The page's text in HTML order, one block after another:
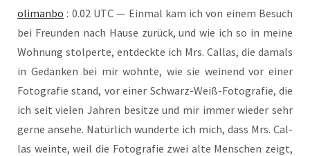
oli­man­bo : 0.02 UTC — Ein­mal kam ich von einem Besuch
bei Freun­den nach Hau­se zurück, und wie ich so in mei­ne
Woh­nung stol­per­te, ent­deck­te ich Mrs. Cal­las, die damals
in Gedan­ken bei mir wohn­te, wie sie wei­nend vor einer
Foto­gra­fie stand, vor einer Schwarz-Weiß-Foto­gra­fie, die
ich seit vie­len Jah­ren besit­ze und mir immer wie­der sehr
ger­ne anse­he. Natür­lich wun­der­te ich mich, dass Mrs. Cal­
las wein­te, weil die Foto­gra­fie zwei alte Men­schen zeigt,